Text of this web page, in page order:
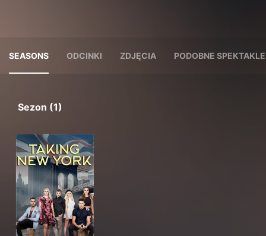
SEASONS ODCINKI ZDJĘCIA PODOBNE SPEKTAKLE
Sezon (1)